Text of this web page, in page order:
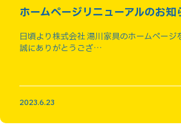
ホームページリニューアルのお知
日頃より株式会社 湯川家具のホームページ
誠にありがとうござ…
2023.6.23